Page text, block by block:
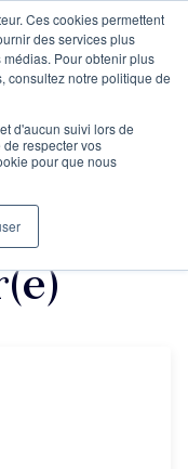
Ces cookies permettent
des services plus
Pour obtenir plus
consultez notre politique de
d'aucun suivi lors de
respecter vos
pour que nous
5
en